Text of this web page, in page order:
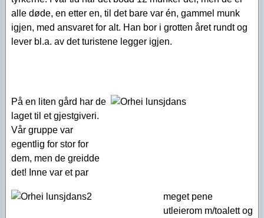
alle døde, en etter en, til det bare var én, gammel munk
igjen, med ansvaret for alt. Han bor i grotten året rundt og
lever bl.a. av det turistene legger igjen.
På en liten gård har de
laget til et gjestgiveri.
Vår gruppe var
egentlig for stor for
dem, men de greidde
det! Inne var et par
meget pene
utleierom m/toalett og